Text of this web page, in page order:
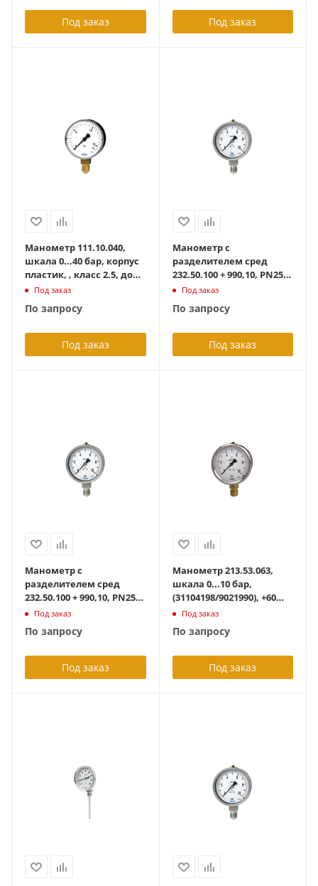
Под заказ Под заказ
Манометр 111.10.040,
шкала 0...40 бар, корпус
пластик, , класс 2.5, до
+60 град С, радиальный,
Под заказ
По запросу
Под заказ
Манометр с
разделителем сред
232.50.100 + 990,10, PN25
диапазон 0... 6 бар, кл.
присоединение рад.
Под заказ
По запросу
Под заказ
Манометр с
разделителем сред
232.50.100 + 990,10, PN25
диапазон 0... 10 бар, кл.
присоединение рад.
Под заказ
По запросу
Под заказ
Манометр 213.53.063,
шкала 0...10 бар,
(31104198/9021990), +60
град С, радиальный
гидрозаполнением
Под заказ
По запросу
Под заказ